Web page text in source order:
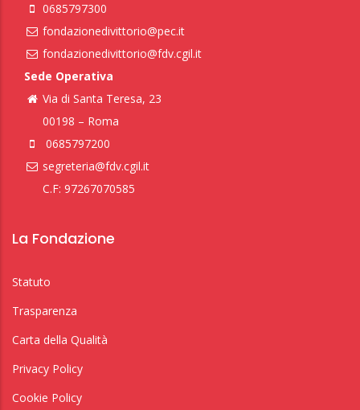
0685797300
fondazionedivittorio@pec.it
fondazionedivittorio@fdv.cgil.it
Sede Operativa
Via di Santa Teresa, 23
00198 – Roma
0685797200
segreteria@fdv.cgil.it
C.F: 97267070585
La Fondazione
Statuto
Trasparenza
Carta della Qualità
Privacy Policy
Cookie Policy